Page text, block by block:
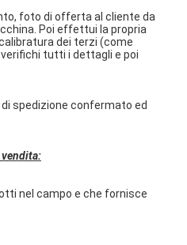
foto di offerta al cliente da
Poi effettui la propria
dei terzi (come
tutti i dettagli e poi
spedizione confermato ed
nel campo e che fornisce